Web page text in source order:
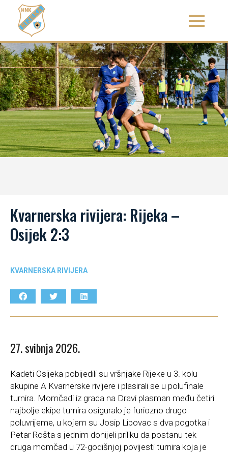
Kvarnerska rivijera: Rijeka –
Osijek 2:3
KVARNERSKA RIVIJERA
27. svibnja 2026.
Kadeti Osijeka pobijedili su vršnjake Rijeke u 3. kolu
skupine A Kvarnerske rivijere i plasirali se u polufinale
turnira. Momčadi iz grada na Dravi plasman među četiri
najbolje ekipe turnira osiguralo je furiozno drugo
poluvrijeme, u kojem su Josip Lipovac s dva pogotka i
Petar Rošta s jednim donijeli priliku da postanu tek
druga momčad u 72-godišnjoj povijesti turnira koja je